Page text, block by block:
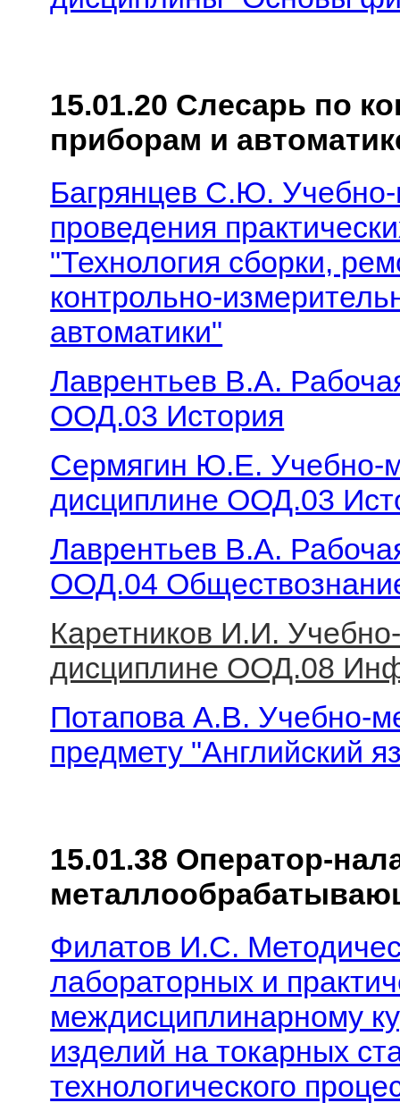
15.01.20 Слесарь по
приборам и
Багрянцев С.Ю. Учебно-
проведения
"Технология сборки,
контрольно-
автоматики"
Лаврентьев В.А.
ООД.03 История
Сермягин Ю.Е. Учебно-
дисциплине ООД.03
Лаврентьев В.А.
ООД.04
Каретников И.И.
дисциплине ООД.08
Потапова А.В. Учебно-
предмету "Английский
15.01.38 Оператор-
Филатов И.С.
лабораторных и
междисциплинарному
изделий на токарных
технологического